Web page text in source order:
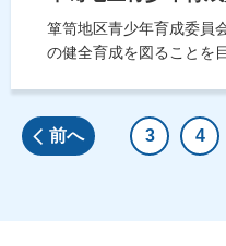
箪笥地区青少年育成委員
の健全育成を図ることを
前へ 3 4